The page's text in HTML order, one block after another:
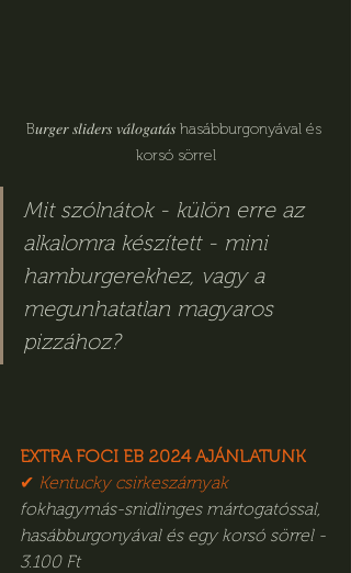
B𝑢𝑟𝑔𝑒𝑟 𝑠𝑙𝑖𝑑𝑒𝑟𝑠 𝑣𝑎́𝑙𝑜𝑔𝑎𝑡𝑎́𝑠 hasábburgonyával és
korsó sörrel
Mit szólnátok - külön erre az
alkalomra készített - mini
hamburgerekhez, vagy a
megunhatatlan magyaros
pizzához?
EXTRA FOCI EB 2024 AJÁNLATUNK
✔︎ Kentucky csirkeszárnyak
fokhagymás-snidlinges mártogatóssal,
hasábburgonyával és egy korsó sörrel -
3.100 Ft